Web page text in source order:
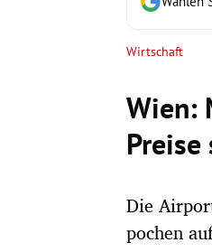
Wirtschaft
Wien:
Die
pochen